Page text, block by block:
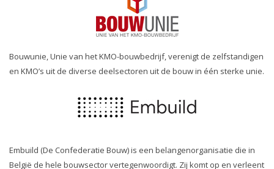
Bouwunie, Unie van het KMO-bouwbedrijf, verenigt de zelfstandigen
en KMO’s uit de diverse deelsectoren uit de bouw in één sterke unie.
Embuild (De Confederatie Bouw) is een belangenorganisatie die in
België de hele bouwsector vertegenwoordigt. Zij komt op en verleent